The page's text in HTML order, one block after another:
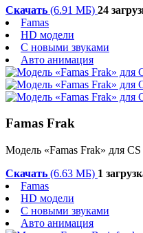
Скачать (6.91 МБ) 24
Famas
HD модели
С новыми звуками
Авто анимация
Famas Frak
Модель «Famas Frak» для CS
Скачать (6.63 МБ) 1
Famas
HD модели
С новыми звуками
Авто анимация